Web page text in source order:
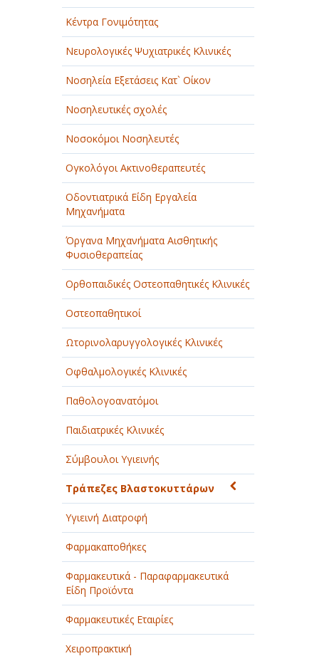
Κέντρα Γονιμότητας
Νευρολογικές Ψυχιατρικές Κλινικές
Νοσηλεία Εξετάσεις Κατ` Οίκον
Νοσηλευτικές σχολές
Νοσοκόμοι Νοσηλευτές
Ογκολόγοι Ακτινοθεραπευτές
Οδοντιατρικά Είδη Εργαλεία
Μηχανήματα
Όργανα Μηχανήματα Αισθητικής
Φυσιοθεραπείας
Ορθοπαιδικές Οστεοπαθητικές Κλινικές
Οστεοπαθητικοί
Ωτορινολαρυγγολογικές Κλινικές
Οφθαλμολογικές Κλινικές
Παθολογοανατόμοι
Παιδιατρικές Κλινικές
Σύμβουλοι Υγιεινής
Τράπεζες Βλαστοκυττάρων
Υγιεινή Διατροφή
Φαρμακαποθήκες
Φαρμακευτικά - Παραφαρμακευτικά
Είδη Προϊόντα
Φαρμακευτικές Εταιρίες
Χειροπρακτική